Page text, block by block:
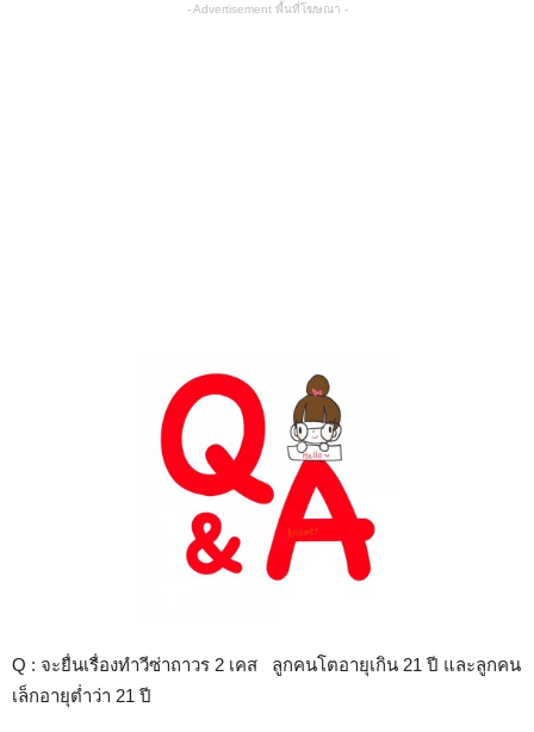
- Advertisement พื้นที่โฆษณา -
Q : จะยื่นเรื่องทำวีซ่าถาวร 2 เคส ลูกคนโตอายุเกิน 21 ปี และลูกคน
เล็กอายุต่ำว่า 21 ปี